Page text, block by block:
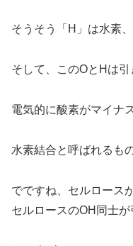
そうそう「H」は水素
そして、このOとHは引
電気的に酸素がマイナ
水素結合と呼ばれるも
でですね、セルロース
セルロースのOH同士が